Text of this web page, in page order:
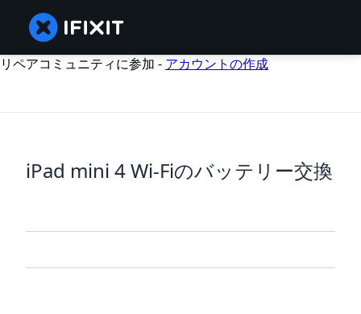
リペアコミュニティに参加 - アカウントの作成
iPad mini 4 Wi-Fiのバッテリー交換